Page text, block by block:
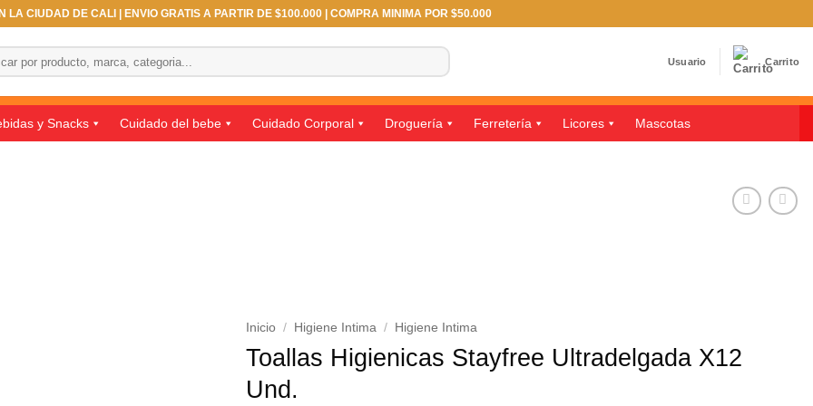
LA CIUDAD DE CALI | ENVIO GRATIS A PARTIR DE $100.000 | COMPRA MINIMA POR $50.000
Usuario Carrito
y Snacks Cuidado del bebe Cuidado Corporal Droguería Ferretería Licores Mascotas
Inicio / Higiene Intima / Higiene Intima
Toallas Higienicas Stayfree Ultradelgada X12
Und.